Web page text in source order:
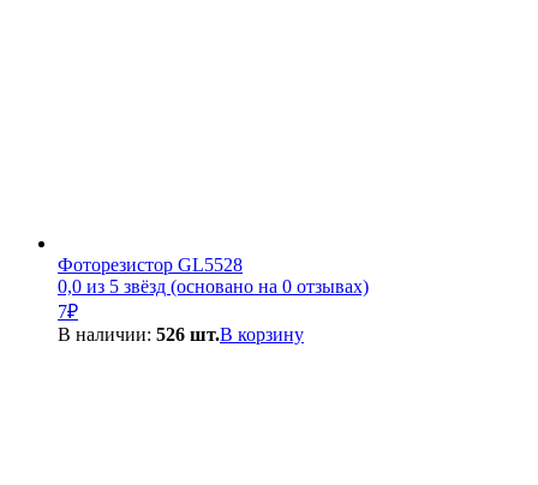
Фоторезистор GL5528
0,0 из 5 звёзд (основано на 0 отзывах)
7₽
В наличии: 526 шт.В корзину